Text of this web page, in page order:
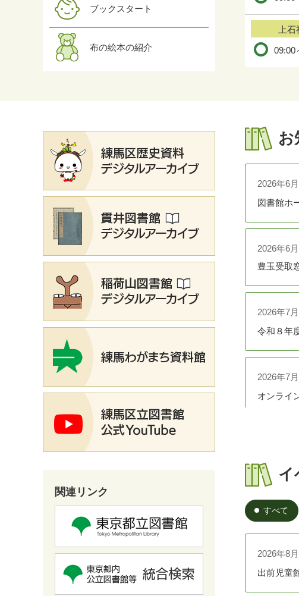
ブックスタート
布の絵本の紹介
上
09:00
関連リンク
お
2026年6
図書館ホ
2026年6
豊玉受取
2026年7
令和８年
2026年7
オンライ
ねりま電
2026年6
2026年6
練馬区立
イ
すべて
2026年8
出前児童